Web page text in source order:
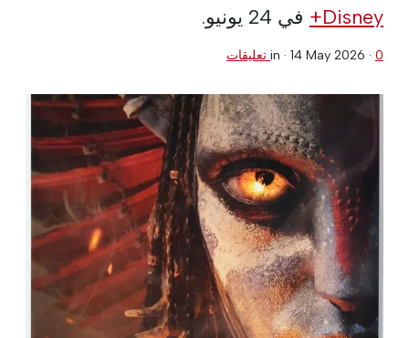
Disney+
في 24 يونيو.
in · 14 May 2026 · 0 تعليقات